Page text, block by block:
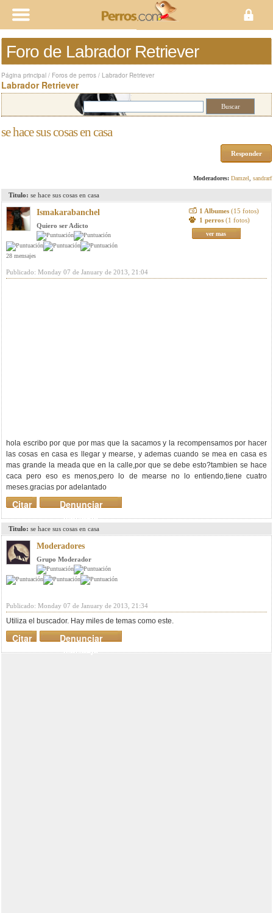
Foro de Labrador Retriever
Página principal / Foros de perros / Labrador Retriever
Labrador Retriever
se hace sus cosas en casa
Responder
Moderadores: Damzel sandrarf
Titulo: se hace sus cosas en casa
Ismakarabanchel
Quiero ser Adicto
28 mensajes
1 Albumes (15 fotos)
1 perros (1 fotos)
ver mas
Publicado: Monday 07 de January de 2013, 21:04
hola escribo por que por mas que la sacamos y la recompensamos por hacer
las cosas en casa es llegar y mearse, y ademas cuando se mea en casa es
mas grande la meada que en la calle,por que se debe esto?tambien se hace
caca pero eso es menos,pero lo de mearse no lo entiendo,tiene cuatro
meses.gracias por adelantado
Denunciar
mensaje
Citar
Titulo: se hace sus cosas en casa
Moderadores
Grupo Moderador
Publicado: Monday 07 de January de 2013, 21:34
Utiliza el buscador. Hay miles de temas como este.
Denunciar
mensaje
Citar